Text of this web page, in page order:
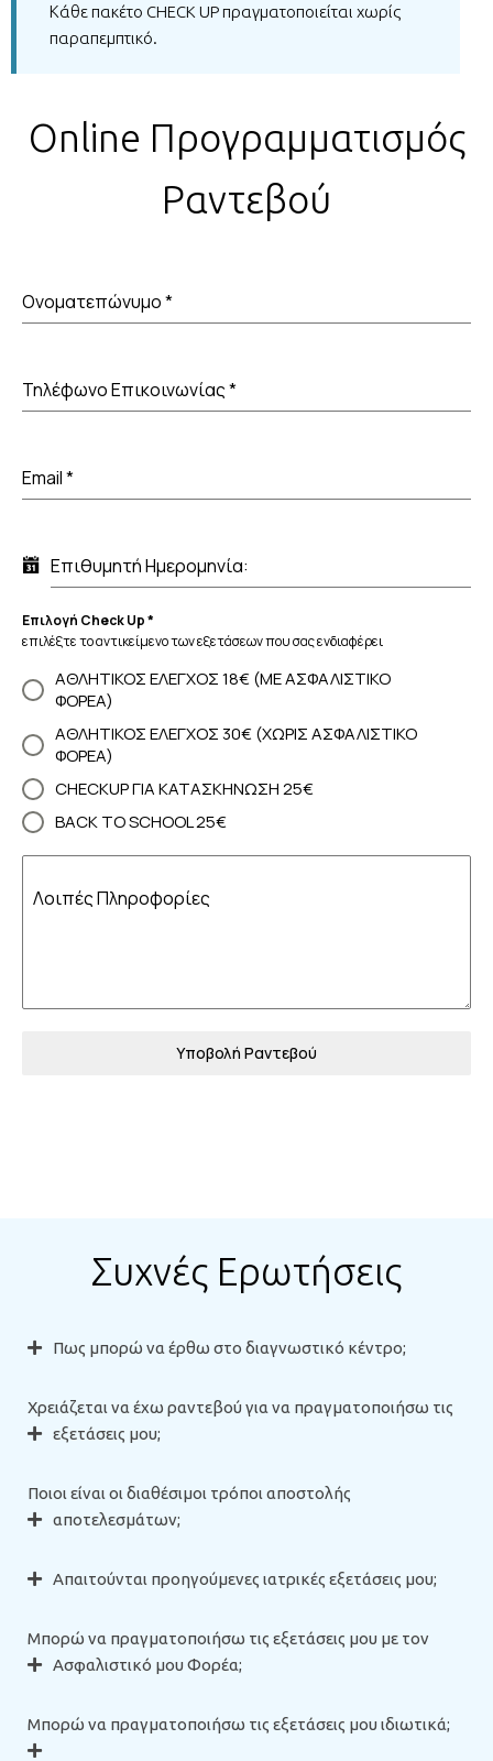
Κάθε πακέτο CHECK UP πραγματοποιείται χωρίς
παραπεμπτικό.
Online Προγραμματισμός
Ραντεβού
Ονοματεπώνυμο*
Τηλέφωνο Επικοινωνίας*
Email*
Επιθυμητή Ημερομηνία:
Επιλογή Check Up*
επιλέξτε το αντικείμενο των εξετάσεων που σας ενδιαφέρει
ΑΘΛΗΤΙΚΟΣ ΕΛΕΓΧΟΣ 18€ (ΜΕ ΑΣΦΑΛΙΣΤΙΚΟ
ΦΟΡΕΑ)
ΑΘΛΗΤΙΚΟΣ ΕΛΕΓΧΟΣ 30€ (ΧΩΡΙΣ ΑΣΦΑΛΙΣΤΙΚΟ
ΦΟΡΕΑ)
CHECKUP ΓΙΑ ΚΑΤΑΣΚΗΝΩΣΗ 25€
BACK TO SCHOOL 25€
Λοιπές Πληροφορίες
Υποβολή Ραντεβού
Συχνές Ερωτήσεις
Πως μπορώ να έρθω στο διαγνωστικό κέντρο;
Χρειάζεται να έχω ραντεβού για να πραγματοποιήσω τις
εξετάσεις μου;
Ποιοι είναι οι διαθέσιμοι τρόποι αποστολής
αποτελεσμάτων;
Απαιτούνται προηγούμενες ιατρικές εξετάσεις μου;
Μπορώ να πραγματοποιήσω τις εξετάσεις μου με τον
Ασφαλιστικό μου Φορέα;
Μπορώ να πραγματοποιήσω τις εξετάσεις μου ιδιωτικά;